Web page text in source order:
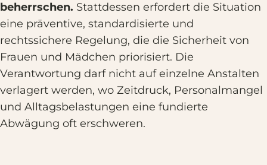
beherrschen. Stattdessen erfordert die Situation
eine präventive, standardisierte und
rechtssichere Regelung, die die Sicherheit von
Frauen und Mädchen priorisiert. Die
Verantwortung darf nicht auf einzelne Anstalten
verlagert werden, wo Zeitdruck, Personalmangel
und Alltagsbelastungen eine fundierte
Abwägung oft erschweren.